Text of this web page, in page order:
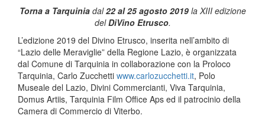
Torna a Tarquiniadal22 al 25 agosto 2019la XIII edizione
delDiVino Etrusco.
L’edizione 2019 del Divino Etrusco, inserita nell’ambito di
“Lazio delle Meraviglie” della Regione Lazio, è organizzata
dal Comune di Tarquinia in collaborazione con la Proloco
Tarquinia, Carlo Zucchetti www.carlozucchetti.it, Polo
Museale del Lazio, Divini Commercianti, Viva Tarquinia,
Domus Artiis, Tarquinia Film Office Aps ed il patrocinio della
Camera di Commercio di Viterbo.